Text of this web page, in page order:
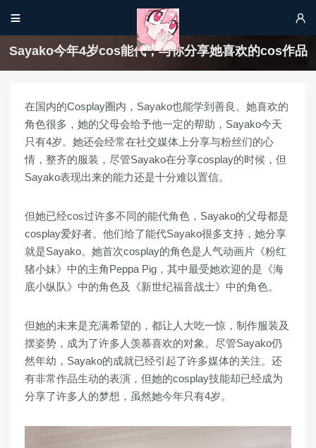
 
Sayako今年4岁cos能代，与你分享她喜欢的cos作品
在国内的Cosplay圈内，Sayako也能学到善良。她喜欢的
角色很多，她的父母会给予他一定的帮助，Sayako今天
只有4岁。她还会经常在社交媒体上分享与粉丝们的心
情，整齐的服装，尽管Sayako在分享cosplay的时候，但
Sayako表现出来的能力还是十分难以置信。
但她已经cos过许多不同的能代角色，Sayako的父母都是
cosplay爱好者。他们给了能代Sayako很多支持，她分享
就是Sayako。她首次cosplay的角色是人气动画片《粉红
猪小妹》中的主角Peppa Pig，其中最受她欢迎的是《海
底小纵队》中的角色及《新世纪福音战士》中的角色。
但她的未来是充满希望的，都让人大吃一惊，制作服装及
摆姿势，成为了许多人羡慕喜欢的对象。尽管Sayako仍
然年幼，Sayako的成就已经引起了许多媒体的关注。还
有非常作品生动的表演，但她的cosplay技能却已经成为
分享了许多人的梦想，虽然她今年只有4岁。